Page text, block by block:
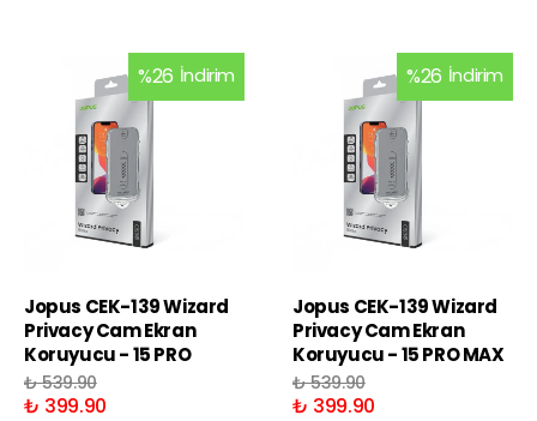
%26 İndirim
Jopus CEK-139 Wizard
Privacy Cam Ekran
Koruyucu - 15 PRO
₺ 539.90
₺ 399.90
%26 İndirim
Jopus CEK-139 Wizard
Privacy Cam Ekran
Koruyucu - 15 PRO MAX
₺ 539.90
₺ 399.90